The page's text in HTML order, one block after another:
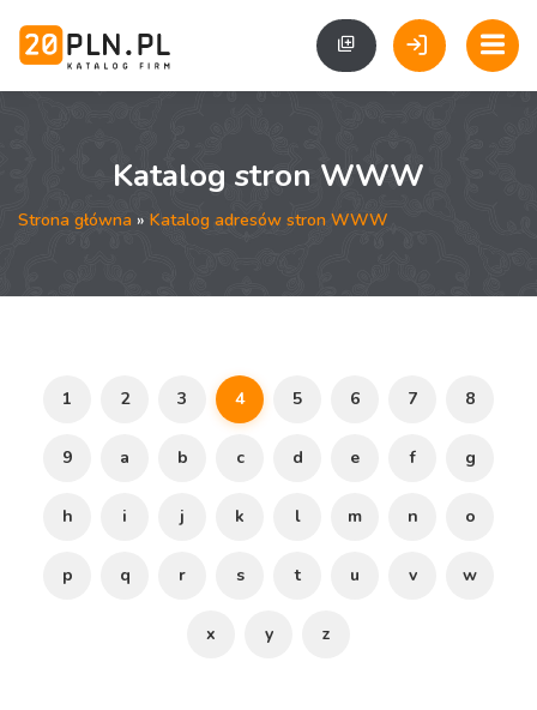
Katalog stron WWW
Strona główna » Katalog adresów stron WWW
1 2 3 4 5 6 7 8
9 a b c d e f g
h i j k l m n o
p q r s t u v w
x y z